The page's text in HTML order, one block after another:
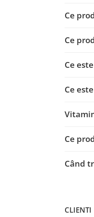
Ce
Ce
Ce
Ce
Ce
Când
CLIENTI